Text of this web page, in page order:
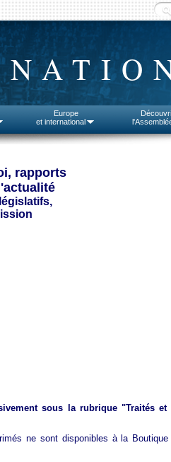
Europe
et international
rapports
sous la rubrique "Traités
ne sont disponibles à la